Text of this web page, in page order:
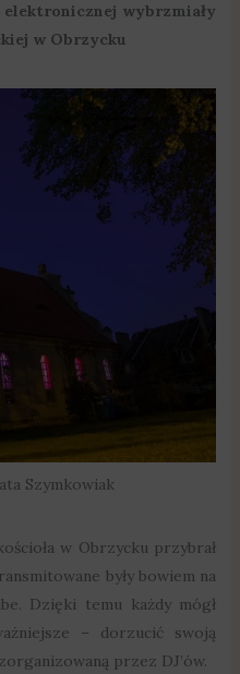
elektronicznej wybrzmiały
w Obrzycku
Szymkowiak
w Obrzycku przybrał
były bowiem na
Dzięki temu każdy mógł
– dorzucić swoją
przez DJ’ów.